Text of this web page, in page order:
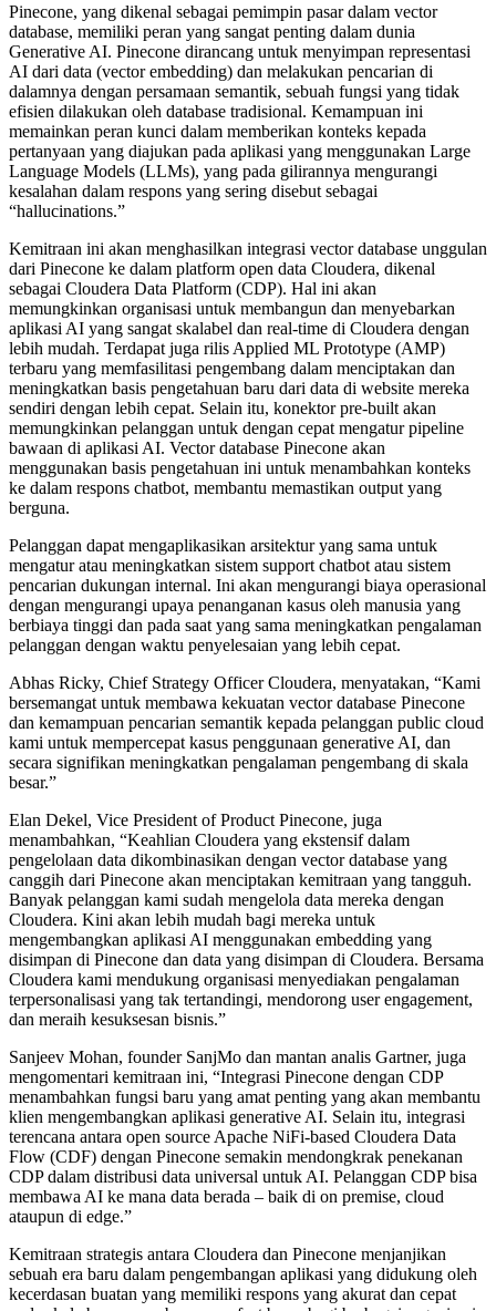
Pinecone, yang dikenal sebagai pemimpin pasar dalam vector
database, memiliki peran yang sangat penting dalam dunia
Generative AI. Pinecone dirancang untuk menyimpan representasi
AI dari data (vector embedding) dan melakukan pencarian di
dalamnya dengan persamaan semantik, sebuah fungsi yang tidak
efisien dilakukan oleh database tradisional. Kemampuan ini
memainkan peran kunci dalam memberikan konteks kepada
pertanyaan yang diajukan pada aplikasi yang menggunakan Large
Language Models (LLMs), yang pada gilirannya mengurangi
kesalahan dalam respons yang sering disebut sebagai
“hallucinations.”
Kemitraan ini akan menghasilkan integrasi vector database unggulan
dari Pinecone ke dalam platform open data Cloudera, dikenal
sebagai Cloudera Data Platform (CDP). Hal ini akan
memungkinkan organisasi untuk membangun dan menyebarkan
aplikasi AI yang sangat skalabel dan real-time di Cloudera dengan
lebih mudah. Terdapat juga rilis Applied ML Prototype (AMP)
terbaru yang memfasilitasi pengembang dalam menciptakan dan
meningkatkan basis pengetahuan baru dari data di website mereka
sendiri dengan lebih cepat. Selain itu, konektor pre-built akan
memungkinkan pelanggan untuk dengan cepat mengatur pipeline
bawaan di aplikasi AI. Vector database Pinecone akan
menggunakan basis pengetahuan ini untuk menambahkan konteks
ke dalam respons chatbot, membantu memastikan output yang
berguna.
Pelanggan dapat mengaplikasikan arsitektur yang sama untuk
mengatur atau meningkatkan sistem support chatbot atau sistem
pencarian dukungan internal. Ini akan mengurangi biaya operasional
dengan mengurangi upaya penanganan kasus oleh manusia yang
berbiaya tinggi dan pada saat yang sama meningkatkan pengalaman
pelanggan dengan waktu penyelesaian yang lebih cepat.
Abhas Ricky, Chief Strategy Officer Cloudera, menyatakan, “Kami
bersemangat untuk membawa kekuatan vector database Pinecone
dan kemampuan pencarian semantik kepada pelanggan public cloud
kami untuk mempercepat kasus penggunaan generative AI, dan
secara signifikan meningkatkan pengalaman pengembang di skala
besar.”
Elan Dekel, Vice President of Product Pinecone, juga
menambahkan, “Keahlian Cloudera yang ekstensif dalam
pengelolaan data dikombinasikan dengan vector database yang
canggih dari Pinecone akan menciptakan kemitraan yang tangguh.
Banyak pelanggan kami sudah mengelola data mereka dengan
Cloudera. Kini akan lebih mudah bagi mereka untuk
mengembangkan aplikasi AI menggunakan embedding yang
disimpan di Pinecone dan data yang disimpan di Cloudera. Bersama
Cloudera kami mendukung organisasi menyediakan pengalaman
terpersonalisasi yang tak tertandingi, mendorong user engagement,
dan meraih kesuksesan bisnis.”
Sanjeev Mohan, founder SanjMo dan mantan analis Gartner, juga
mengomentari kemitraan ini, “Integrasi Pinecone dengan CDP
menambahkan fungsi baru yang amat penting yang akan membantu
klien mengembangkan aplikasi generative AI. Selain itu, integrasi
terencana antara open source Apache NiFi-based Cloudera Data
Flow (CDF) dengan Pinecone semakin mendongkrak penekanan
CDP dalam distribusi data universal untuk AI. Pelanggan CDP bisa
membawa AI ke mana data berada – baik di on premise, cloud
ataupun di edge.”
Kemitraan strategis antara Cloudera dan Pinecone menjanjikan
sebuah era baru dalam pengembangan aplikasi yang didukung oleh
kecerdasan buatan yang memiliki respons yang akurat dan cepat